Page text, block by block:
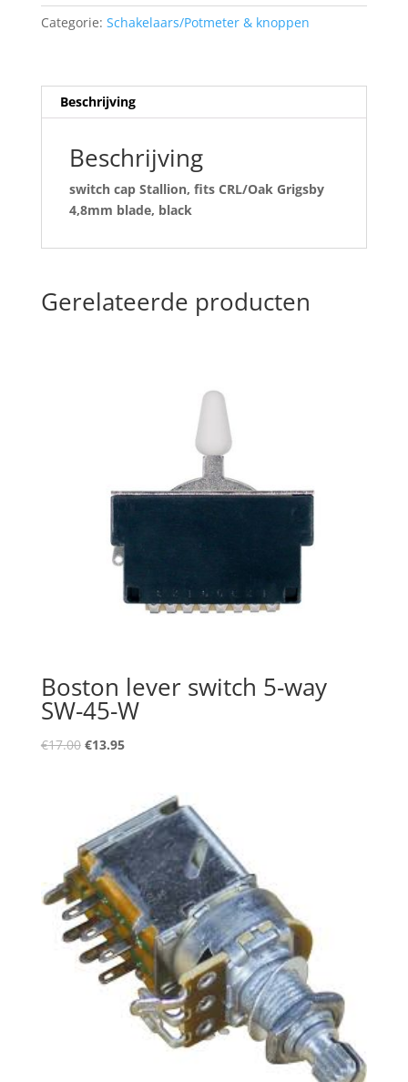
IN
aantal
Categorie: Schakelaars/Potmeter & knoppen
Beschrijving
Beschrijving
switch cap Stallion, fits CRL/Oak Grigsby
4,8mm blade, black
Gerelateerde producten
Boston lever switch 5-way
SW-45-W
€17.00 Oorspronkelijke
€13.95Huidige
€13.95.